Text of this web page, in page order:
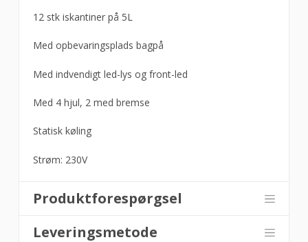
12 stk iskantiner på 5L
Med opbevaringsplads bagpå
Med indvendigt led-lys og front-led
Med 4 hjul, 2 med bremse
Statisk køling
Strøm: 230V
Produktforespørgsel
Leveringsmetode